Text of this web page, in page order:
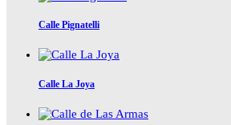
Calle Pignatelli
Calle La Joya